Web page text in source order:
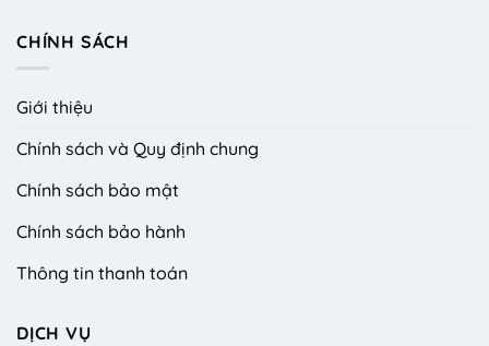
CHÍNH SÁCH
Giới thiệu
Chính sách và Quy định chung
Chính sách bảo mật
Chính sách bảo hành
Thông tin thanh toán
DỊCH VỤ